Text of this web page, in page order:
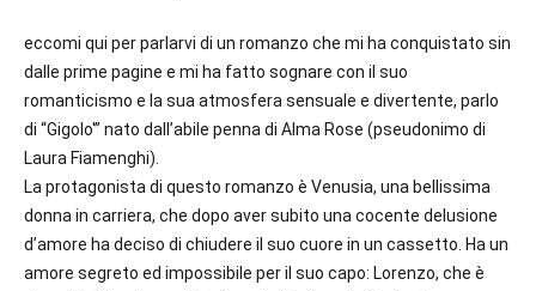
eccomi qui per parlarvi di un romanzo che mi ha conquistato sin
dalle prime pagine e mi ha fatto sognare con il suo
romanticismo e la sua atmosfera sensuale e divertente, parlo
di “Gigolo'” nato dall’abile penna di Alma Rose (pseudonimo di
Laura Fiamenghi).
La protagonista di questo romanzo è Venusia, una bellissima
donna in carriera, che dopo aver subito una cocente delusione
d’amore ha deciso di chiudere il suo cuore in un cassetto. Ha un
amore segreto ed impossibile per il suo capo: Lorenzo, che è